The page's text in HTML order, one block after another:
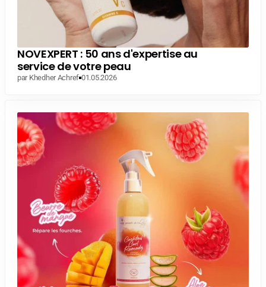
NOVEXPERT : 50 ans d'expertise au
service de votre peau
par Khedher Achref 01.05.2026